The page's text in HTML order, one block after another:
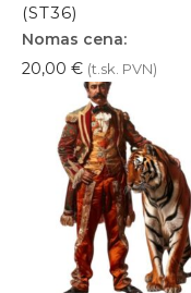
(ST36)
Nomas cena:
20,00 € (t.sk. PVN)